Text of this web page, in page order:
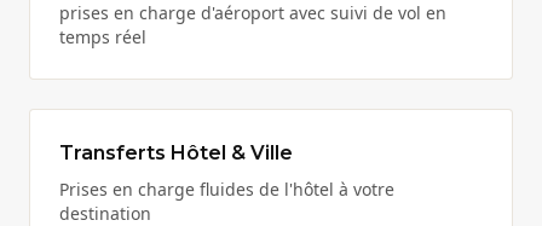
prises en charge d'aéroport avec suivi de vol en
temps réel
Transferts Hôtel & Ville
Prises en charge fluides de l'hôtel à votre
destination